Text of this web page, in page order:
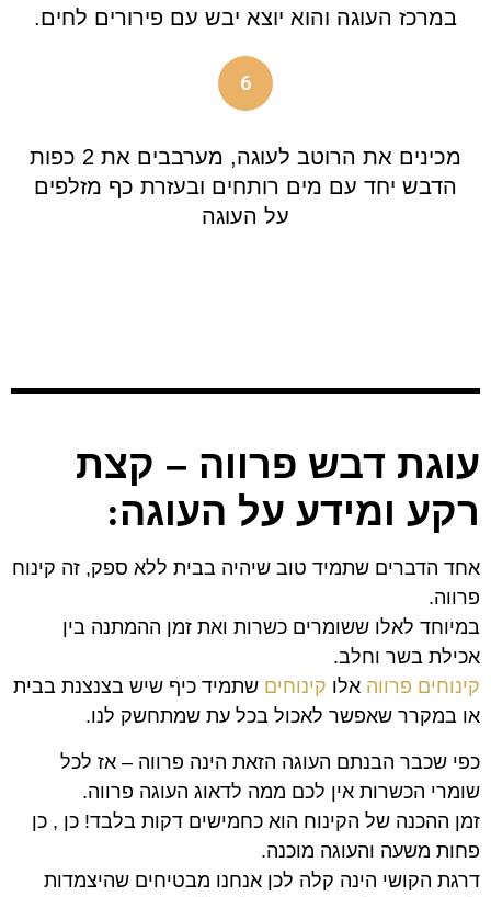
במרכז העוגה והוא יוצא יבש עם פירורים לחים.
6
מכינים את הרוטב לעוגה, מערבבים את 2 כפות
הדבש יחד עם מים רותחים ובעזרת כף מזלפים
על העוגה
עוגת דבש פרווה – קצת
רקע ומידע על העוגה:
אחד הדברים שתמיד טוב שיהיה בבית ללא ספק, זה קינוח
פרווה.
במיוחד לאלו ששומרים כשרות ואת זמן ההמתנה בין
אכילת בשר וחלב.
קינוחים פרווה אלו קינוחים שתמיד כיף שיש בצנצנת בבית
או במקרר שאפשר לאכול בכל עת שמתחשק לנו.
כפי שכבר הבנתם העוגה הזאת הינה פרווה – אז לכל
שומרי הכשרות אין לכם ממה לדאוג העוגה פרווה.
זמן ההכנה של הקינוח הוא כחמישים דקות בלבד! כן , כן
פחות משעה והעוגה מוכנה.
דרגת הקושי הינה קלה לכן אנחנו מבטיחים שהיצמדות